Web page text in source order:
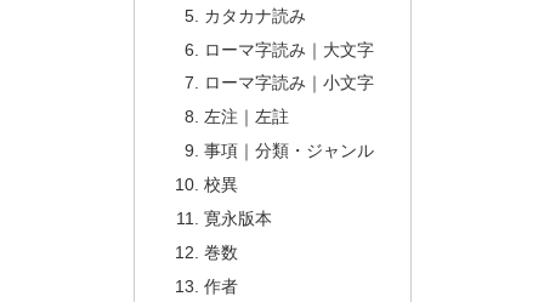
カタカナ読み
ローマ字読み｜大文字
ローマ字読み｜小文字
左注｜左註
事項｜分類・ジャンル
校異
寛永版本
巻数
作者